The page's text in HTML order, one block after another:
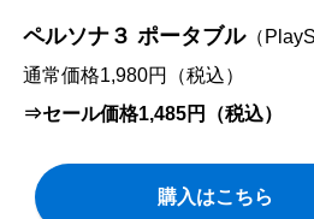
ペルソナ３ ポータブル（
通常価格1,980円（税込）
⇒セール価格1,485円（税込）
購入はこちら